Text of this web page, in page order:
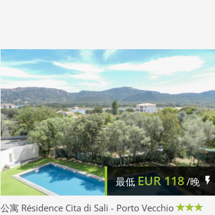
最低EUR118/晚
公寓 Résidence Cita di Sali - Porto Vecchio